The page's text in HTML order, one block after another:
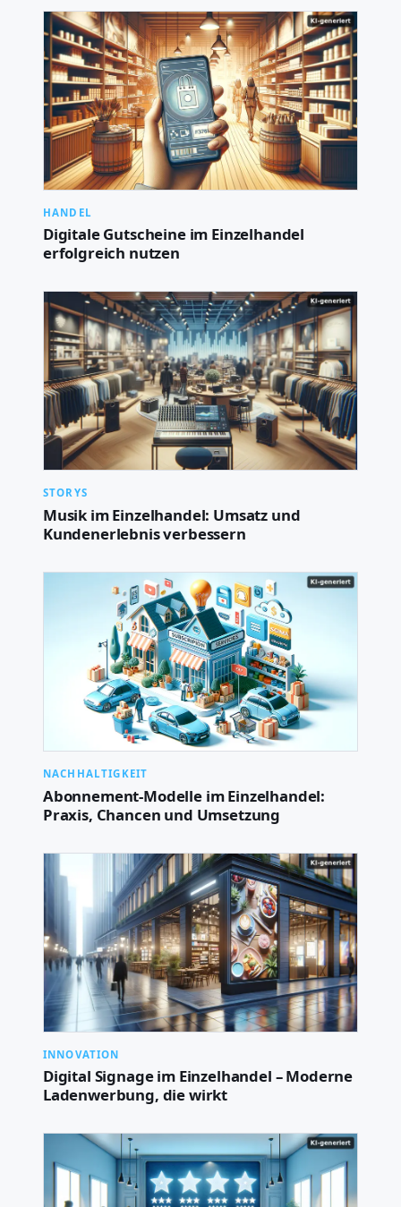
HANDEL
Digitale Gutscheine im Einzelhandel
erfolgreich nutzen
STORYS
Musik im Einzelhandel: Umsatz und
Kundenerlebnis verbessern
NACHHALTIGKEIT
Abonnement-Modelle im Einzelhandel:
Praxis, Chancen und Umsetzung
INNOVATION
Digital Signage im Einzelhandel – Moderne
Ladenwerbung, die wirkt